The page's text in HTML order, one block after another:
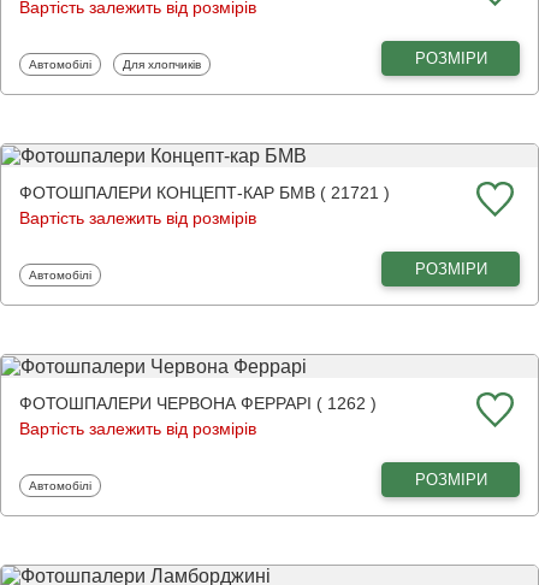
Вартість залежить від розмірів
Фотошпалери
Автомобілі Фотошпалери
Для хлопчиків РОЗМІРИ
ФОТОШПАЛЕРИ КОНЦЕПТ-КАР БМВ ( 21721 )
Вартість залежить від розмірів
Фотошпалери
Автомобілі РОЗМІРИ
ФОТОШПАЛЕРИ ЧЕРВОНА ФЕРРАРІ ( 1262 )
Вартість залежить від розмірів
Фотошпалери
Автомобілі РОЗМІРИ